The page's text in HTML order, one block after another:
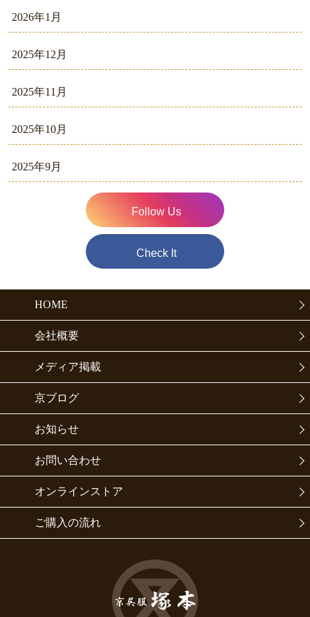
2026年1月
2025年12月
2025年11月
2025年10月
2025年9月
Follow Us
Check It
HOME
会社概要
メディア掲載
京ブログ
お知らせ
お問い合わせ
オンラインストア
ご購入の流れ